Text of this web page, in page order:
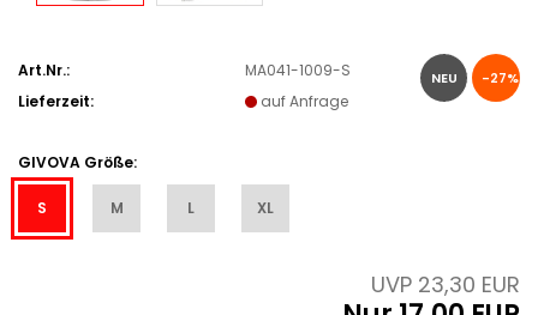
NEU -27%
Art.Nr.:
MA041-1009-S
Lieferzeit:
auf Anfrage
GIVOVA Größe:
S M L XL
UVP 23,30 EUR